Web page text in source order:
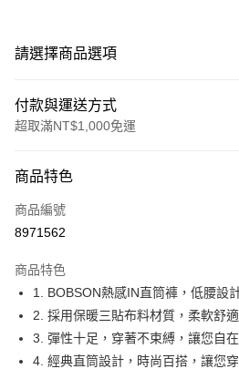
請選擇商品選項
付款與運送方式
超取滿NT$1,000免運
信用卡一次付款
Apple Pay
運送方式
付款後全家取貨
每筆NT$60，滿NT$1,000(含以上)免運
商品特色
商品編號
8971562
商品特色
1. BOBSON熱感IN直筒褲，低腰設
2. 採用保暖三貼布料材質，柔軟舒
3. 彈性十足，穿著不束縛，讓您自在
4. 經典直筒設計，時尚百搭，讓您